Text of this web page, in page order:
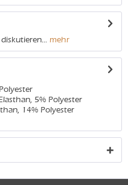
mehr
5% Polyester
14% Polyester